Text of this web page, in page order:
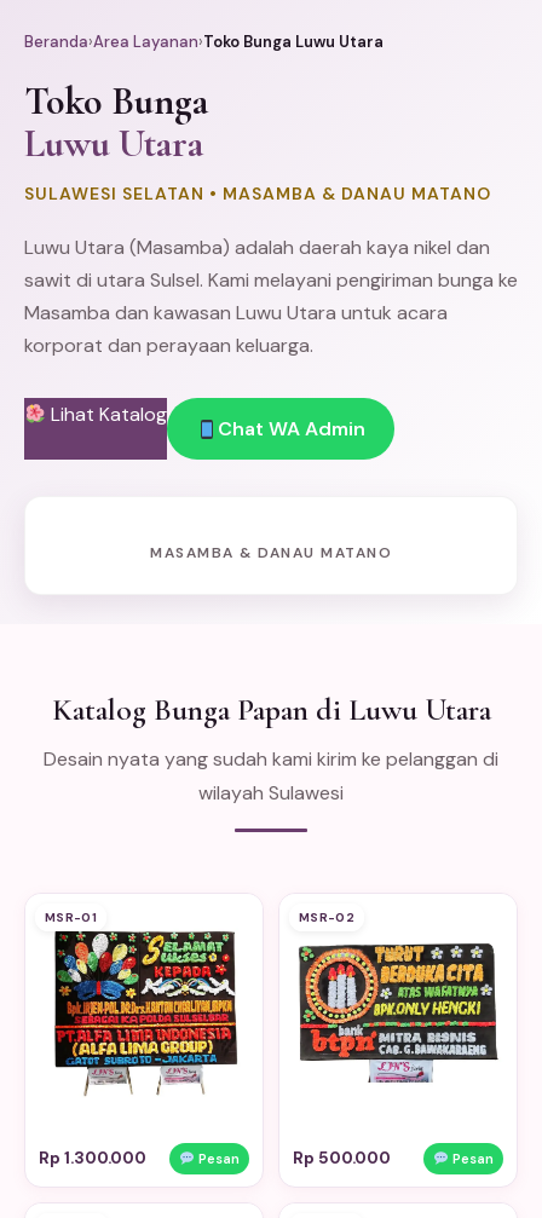
Beranda›Area Layanan›Toko Bunga Luwu Utara
Toko Bunga
Luwu Utara
SULAWESI SELATAN • MASAMBA & DANAU MATANO
Luwu Utara (Masamba) adalah daerah kaya nikel dan
sawit di utara Sulsel. Kami melayani pengiriman bunga ke
Masamba dan kawasan Luwu Utara untuk acara
korporat dan perayaan keluarga.
Lihat Katalog
Chat WA Admin
MASAMBA & DANAU MATANO
Katalog Bunga Papan di Luwu Utara
Desain nyata yang sudah kami kirim ke pelanggan di
wilayah Sulawesi
MSR-01
Rp 1.300.000 Pesan
MSR-02
Rp 500.000 Pesan